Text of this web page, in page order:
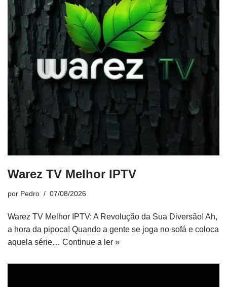
Warez TV Melhor IPTV
por Pedro 07/08/2026
Warez TV Melhor IPTV: A Revolução da Sua Diversão! Ah,
a hora da pipoca! Quando a gente se joga no sofá e coloca
aquela série… Continue a ler »